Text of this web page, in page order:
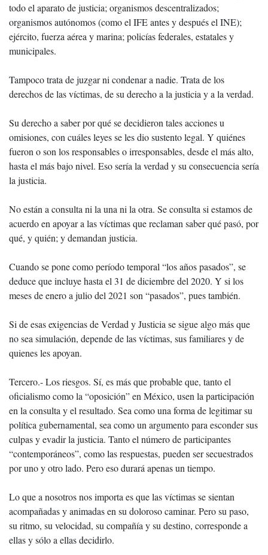
todo el aparato de justicia; organismos descentralizados;
organismos autónomos (como el IFE antes y después el INE);
ejército, fuerza aérea y marina; policías federales, estatales y
municipales.
Tampoco trata de juzgar ni condenar a nadie. Trata de los
derechos de las víctimas, de su derecho a la justicia y a la verdad.
Su derecho a saber por qué se decidieron tales acciones u
omisiones, con cuáles leyes se les dio sustento legal. Y quiénes
fueron o son los responsables o irresponsables, desde el más alto,
hasta el más bajo nivel. Eso sería la verdad y su consecuencia sería
la justicia.
No están a consulta ni la una ni la otra. Se consulta si estamos de
acuerdo en apoyar a las víctimas que reclaman saber qué pasó, por
qué, y quién; y demandan justicia.
Cuando se pone como período temporal “los años pasados”, se
deduce que incluye hasta el 31 de diciembre del 2020. Y si los
meses de enero a julio del 2021 son “pasados”, pues también.
Si de esas exigencias de Verdad y Justicia se sigue algo más que
no sea simulación, depende de las víctimas, sus familiares y de
quienes les apoyan.
Tercero.- Los riesgos. Sí, es más que probable que, tanto el
oficialismo como la “oposición” en México, usen la participación
en la consulta y el resultado. Sea como una forma de legitimar su
política gubernamental, sea como un argumento para esconder sus
culpas y evadir la justicia. Tanto el número de participantes
“contemporáneos”, como las respuestas, pueden ser secuestrados
por uno y otro lado. Pero eso durará apenas un tiempo.
Lo que a nosotros nos importa es que las víctimas se sientan
acompañadas y animadas en su doloroso caminar. Pero su paso,
su ritmo, su velocidad, su compañía y su destino, corresponde a
ellas y sólo a ellas decidirlo.